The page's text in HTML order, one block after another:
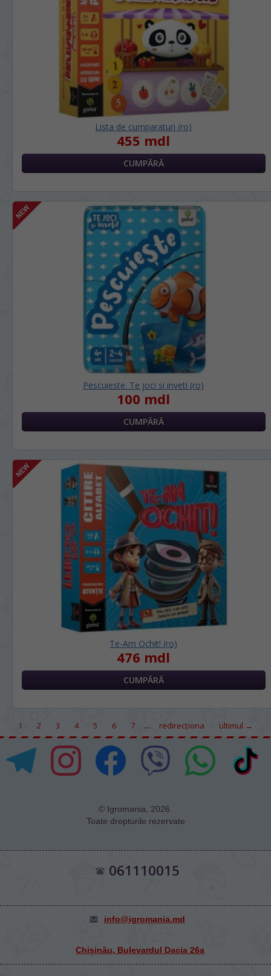
Lista de cumparaturi (ro)
455 mdl
Pescuieste. Te joci si inveti (ro)
100 mdl
Te-Am Ochit! (ro)
476 mdl
1 2 3 4 5 6 7 .... redirecţiona ultimul →
© Igromania, 2026.
Toate drepturile rezervate
061110015
info@igromania.md
Chișinău, Bulevardul Dacia 26а